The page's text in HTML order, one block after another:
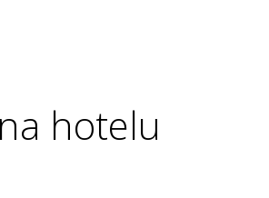
hotelu